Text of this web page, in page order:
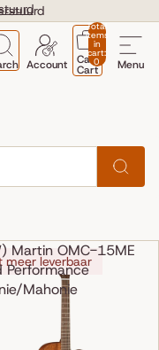
Menu
Account
Total
items
in
cart:
0
Cart
Cart
Martin OMC-15ME
Performance
Mahonie
meer leverbaar